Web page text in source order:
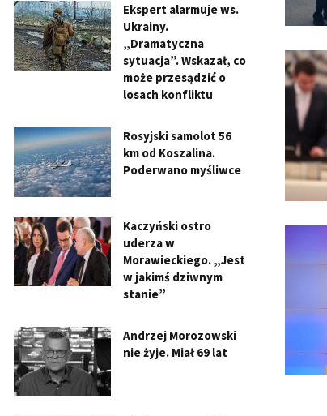
Ekspert alarmuje ws.
Ukrainy.
„Dramatyczna
sytuacja”. Wskazał, co
może przesądzić o
losach konfliktu
Rosyjski samolot 56
km od Koszalina.
Poderwano myśliwce
Kaczyński ostro
uderza w
Morawieckiego. „Jest
w jakimś dziwnym
stanie”
Andrzej Morozowski
nie żyje. Miał 69 lat